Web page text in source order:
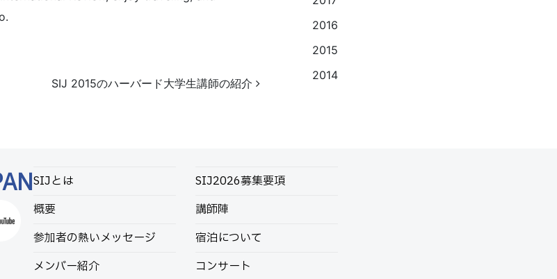
SIJ 2015のハーバード大学生講師の紹介
2016
2015
2014
SIJとは
概要
参加者の熱いメッセージ
メンバー紹介
SIJ2026募集要項
講師陣
宿泊について
コンサート